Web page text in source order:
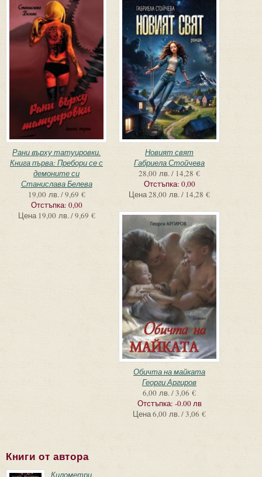
Рани върху татуировки.
Книга първа: Пребори се с
демоните си
Станислава Белева
19,00 лв. / 9,69 €
Отстъпка: 0,00
Цена 19,00 лв. / 9,69 €
Новият свят
Габриела Стойчева
28,00 лв. / 14,28 €
Отстъпка: 0,00
Цена28,00 лв. / 14,28 €
Обичта на майката
Георги Аргиров
6,00 лв. / 3,06 €
Отстъпка: -0.00 лв
Цена6,00 лв. / 3,06 €
Книги от автора
Километри